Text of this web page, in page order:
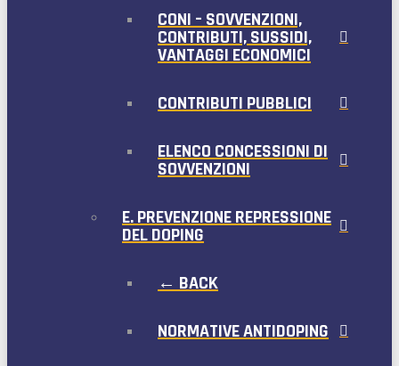
CONI – SOVVENZIONI,
CONTRIBUTI, SUSSIDI,
VANTAGGI ECONOMICI
CONTRIBUTI PUBBLICI
ELENCO CONCESSIONI DI
SOVVENZIONI
E. PREVENZIONE REPRESSIONE
DEL DOPING
← BACK
NORMATIVE ANTIDOPING